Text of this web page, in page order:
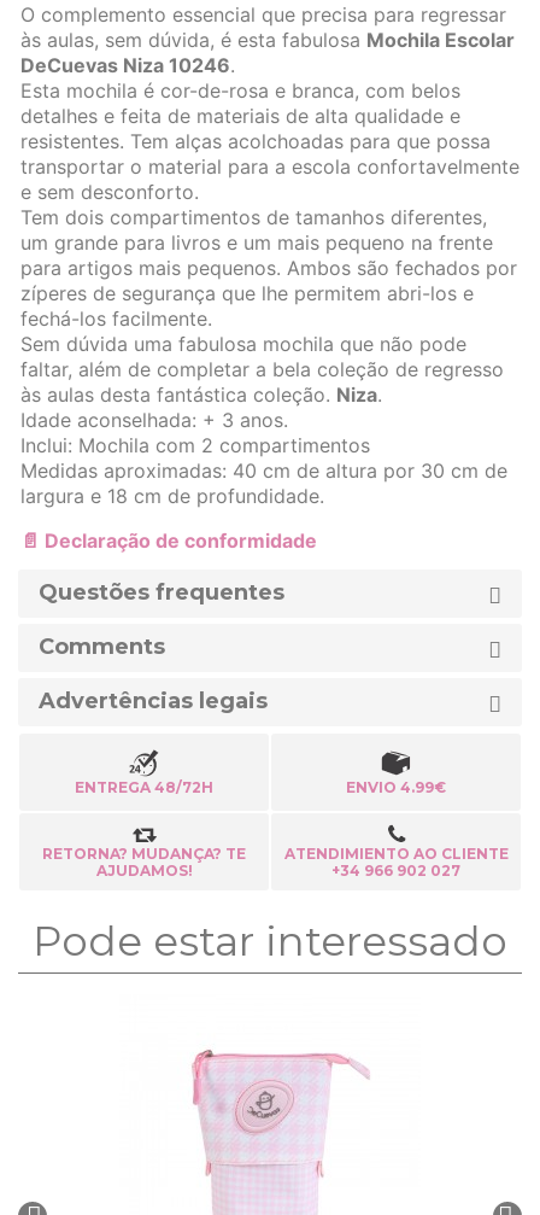
O complemento essencial que precisa para regressar
às aulas, sem dúvida, é esta fabulosa Mochila Escolar
DeCuevas Niza 10246.
Esta mochila é cor-de-rosa e branca, com belos
detalhes e feita de materiais de alta qualidade e
resistentes. Tem alças acolchoadas para que possa
transportar o material para a escola confortavelmente
e sem desconforto.
Tem dois compartimentos de tamanhos diferentes,
um grande para livros e um mais pequeno na frente
para artigos mais pequenos. Ambos são fechados por
zíperes de segurança que lhe permitem abri-los e
fechá-los facilmente.
Sem dúvida uma fabulosa mochila que não pode
faltar, além de completar a bela coleção de regresso
às aulas desta fantástica coleção. Niza.
Idade aconselhada: + 3 anos.
Inclui: Mochila com 2 compartimentos
Medidas aproximadas: 40 cm de altura por 30 cm de
largura e 18 cm de profundidade.
📄 Declaração de conformidade
Questões frequentes
Comments
Advertências legais
ENTREGA 48/72H ENVIO 4.99€
RETORNA? MUDANÇA? TE
AJUDAMOS!
ATENDIMIENTO AO CLIENTE
+34 966 902 027
Pode estar interessado